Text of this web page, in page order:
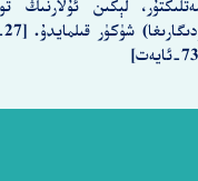
لېكىن ئۇلارنىڭ